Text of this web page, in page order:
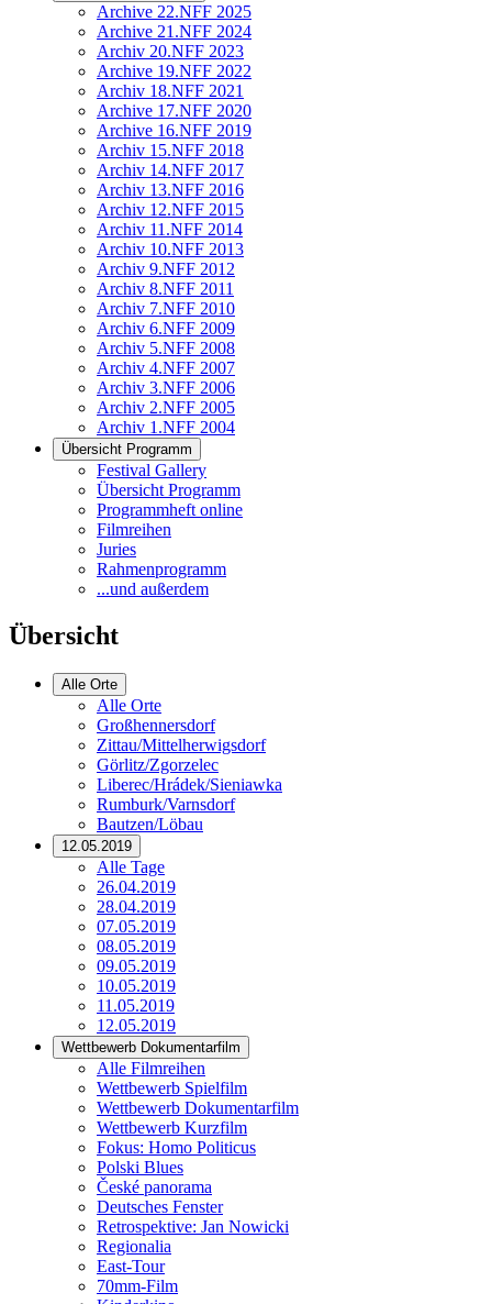
Archive 22.NFF 2025
Archive 21.NFF 2024
Archiv 20.NFF 2023
Archive 19.NFF 2022
Archiv 18.NFF 2021
Archive 17.NFF 2020
Archive 16.NFF 2019
Archiv 15.NFF 2018
Archiv 14.NFF 2017
Archiv 13.NFF 2016
Archiv 12.NFF 2015
Archiv 11.NFF 2014
Archiv 10.NFF 2013
Archiv 9.NFF 2012
Archiv 8.NFF 2011
Archiv 7.NFF 2010
Archiv 6.NFF 2009
Archiv 5.NFF 2008
Archiv 4.NFF 2007
Archiv 3.NFF 2006
Archiv 2.NFF 2005
Archiv 1.NFF 2004
Übersicht Programm
Festival Gallery
Übersicht Programm
Programmheft online
Filmreihen
Juries
Rahmenprogramm
...und außerdem
Übersicht
Alle Orte
Alle Orte
Großhennersdorf
Zittau/Mittelherwigsdorf
Görlitz/Zgorzelec
Liberec/Hrádek/Sieniawka
Rumburk/Varnsdorf
Bautzen/Löbau
12.05.2019
Alle Tage
26.04.2019
28.04.2019
07.05.2019
08.05.2019
09.05.2019
10.05.2019
11.05.2019
12.05.2019
Wettbewerb Dokumentarfilm
Alle Filmreihen
Wettbewerb Spielfilm
Wettbewerb Dokumentarfilm
Wettbewerb Kurzfilm
Fokus: Homo Politicus
Polski Blues
České panorama
Deutsches Fenster
Retrospektive: Jan Nowicki
Regionalia
East-Tour
70mm-Film